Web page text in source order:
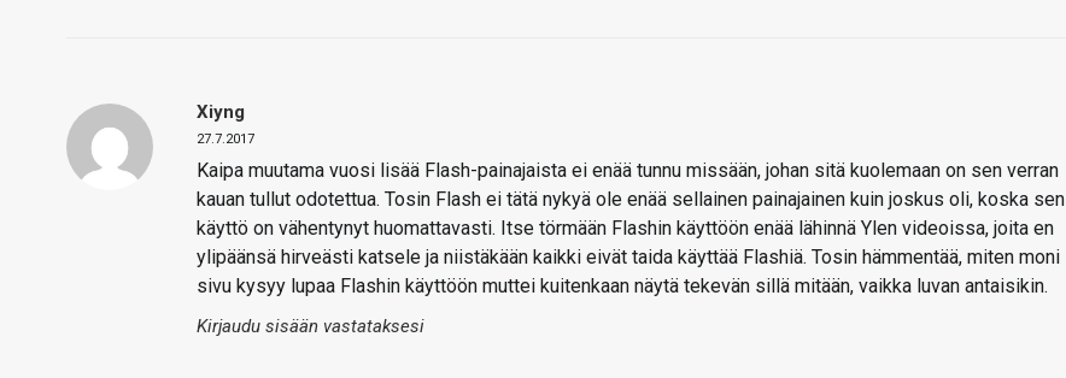
Xiyng
27.7.2017
Kaipa muutama vuosi lisää Flash-painajaista ei enää tunnu missään, johan sitä kuolemaan on sen verran
kauan tullut odotettua. Tosin Flash ei tätä nykyä ole enää sellainen painajainen kuin joskus oli, koska sen
käyttö on vähentynyt huomattavasti. Itse törmään Flashin käyttöön enää lähinnä Ylen videoissa, joita en
ylipäänsä hirveästi katsele ja niistäkään kaikki eivät taida käyttää Flashiä. Tosin hämmentää, miten moni
sivu kysyy lupaa Flashin käyttöön muttei kuitenkaan näytä tekevän sillä mitään, vaikka luvan antaisikin.
Kirjaudu sisään vastataksesi